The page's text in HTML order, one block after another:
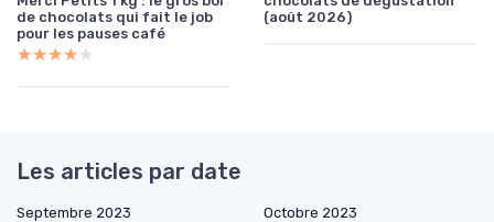
de chocolats qui fait le job
pour les pauses café
★★★★★
★★★★★
(août 2026)
Les articles par date
Septembre 2023
Octobre 2023